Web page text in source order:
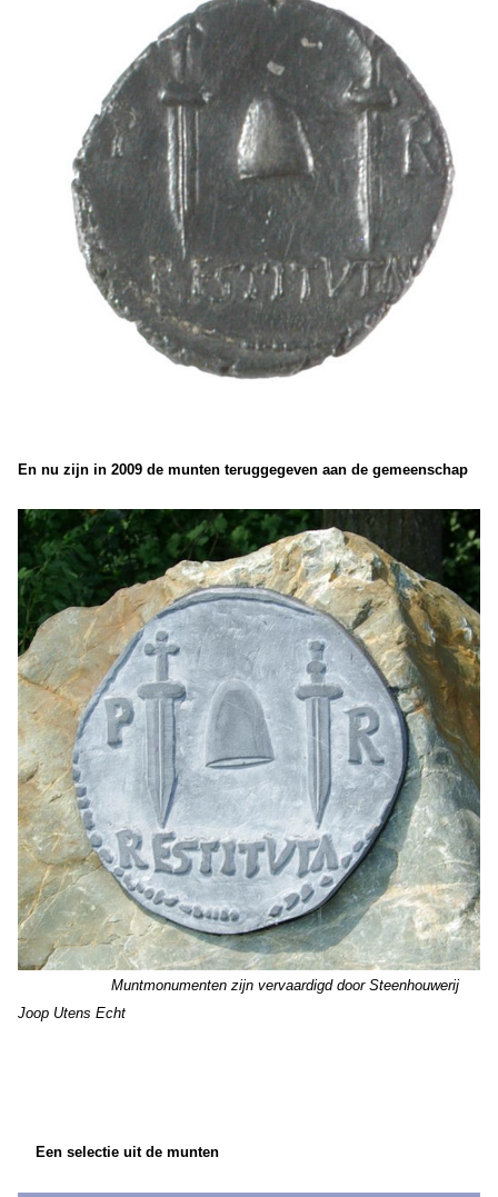
En nu zijn in 2009 de munten teruggegeven aan de gemeenschap
Muntmonumenten zijn vervaardigd door Steenhouwerij
Joop Utens Echt
Een selectie uit de munten